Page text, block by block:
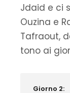
Jdaid e ci
Ouzina e
Tafraout,
tono ai
Giorno 2: